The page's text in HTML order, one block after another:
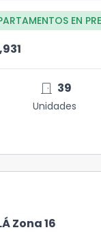
EN
door_front 39
Unidades
Zona 16